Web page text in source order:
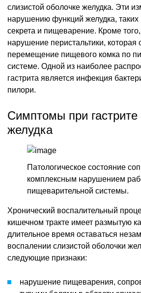
слизистой оболочке желудка. Эти
нарушению функций желудка, таких
секрета и пищеварение. Кроме
нарушение перистальтики, которая
перемещение пищевого комка по
системе. Одной из наиболее
гастрита является инфекция
пилори.
Симптомы при гастрите
желудка
Патологическое состояние
комплексным нарушением
пищеварительной системы.
Хронический воспалительный
кишечном тракте имеет размытую
длительное время оставаться
воспалении слизистой оболочки
следующие признаки:
нарушение пищеварения,